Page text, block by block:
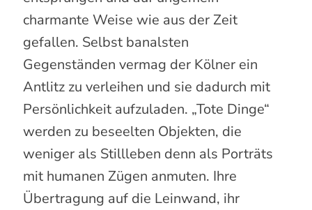
charmante Weise wie aus der Zeit
gefallen. Selbst banalsten
Gegenständen vermag der Kölner ein
Antlitz zu verleihen und sie dadurch mit
Persönlichkeit aufzuladen. „Tote Dinge“
werden zu beseelten Objekten, die
weniger als Stillleben denn als Porträts
mit humanen Zügen anmuten. Ihre
Übertragung auf die Leinwand, ihr